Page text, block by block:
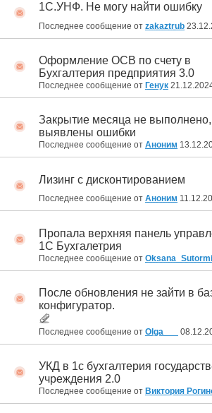
1С.УНФ. Не могу найти ошибку
Последнее сообщение от zakaztrub
Оформление ОСВ по счету в
Бухгалтерия предприятия 3.0
Последнее сообщение от Генук
Закрытие месяца не выполнено,
выявлены ошибки
Последнее сообщение от Аноним
Лизинг с дисконтированием
Последнее сообщение от Аноним
Пропала верхняя панель
1С Бухгалетрия
Последнее сообщение от
После обновления не зайти в
конфигуратор.
Последнее сообщение от Olga___
УКД в 1с бухгалтерия
учреждения 2.0
Последнее сообщение от Виктория